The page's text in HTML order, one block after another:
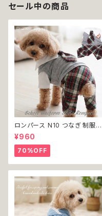
セール中の商品
ロンパース N10 つなぎ 制服風
チェック柄 グレー 灰色 コスチュ
ーム コスプレ ドッグウェア dog
犬 猫 ペット 服 犬服 洋服 オシ
ャレ かわいい 小型犬 返品交換
不可
¥960
70%OFF